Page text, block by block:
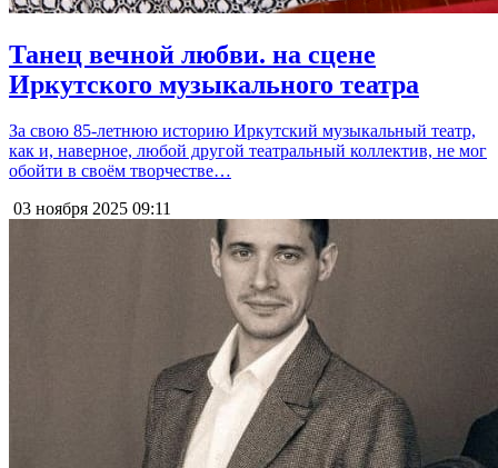
Танец вечной любви. на сцене
Иркутского музыкального театра
За свою 85-летнюю историю Иркутский музыкальный театр,
как и, наверное, любой другой театральный коллектив, не мог
обойти в своём творчестве…
03 ноября 2025 09:11